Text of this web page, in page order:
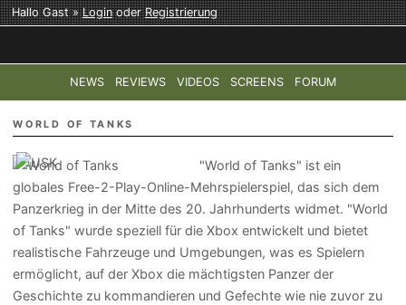
Hallo Gast »LoginoderRegistrierung
NEWS REVIEWS VIDEOS SCREENS FORUM
TOP-THEMEN: COD: MODERN WARFARE 4 HALO:
WORLD OF TANKS
"World of Tanks" ist ein
globales Free-2-Play-Online-Mehrspielerspiel, das sich dem
Panzerkrieg in der Mitte des 20. Jahrhunderts widmet. "World
of Tanks" wurde speziell für die Xbox entwickelt und bietet
realistische Fahrzeuge und Umgebungen, was es Spielern
ermöglicht, auf der Xbox die mächtigsten Panzer der
Geschichte zu kommandieren und Gefechte wie nie zuvor zu